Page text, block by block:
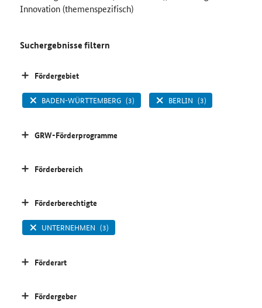
Innovation (themenspezifisch)
Suchergebnisse filtern
Fördergebiet
BADEN-WÜRTTEMBERG (3) BERLIN (3)
GRW-Förderprogramme
Förderbereich
Förderberechtigte
UNTERNEHMEN (3)
Förderart
Fördergeber